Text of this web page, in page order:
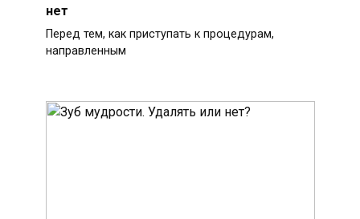
нет
Перед тем, как приступать к процедурам,
направленным